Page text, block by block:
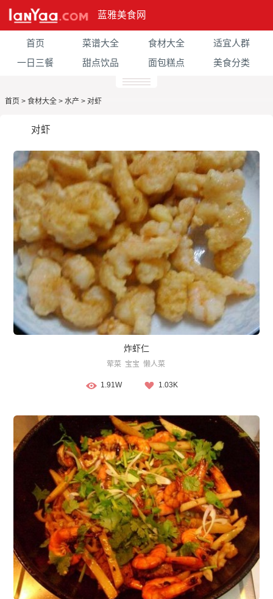
蓝雅美食网
首页 菜谱大全 食材大全
适宜人群
一日三餐
甜点饮品 面包糕点 美食分类
首页 > 食材大全 > 水产 > 对虾
对虾
炸虾仁
荤菜 宝宝 懒人菜
1.91W 1.03K